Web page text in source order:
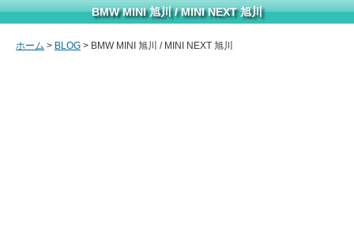
BMW MINI 旭川 / MINI NEXT 旭川
ホーム > BLOG > BMW MINI 旭川 / MINI NEXT 旭川